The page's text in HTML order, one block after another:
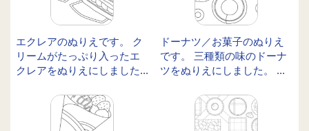
エクレアのぬりえです。 ク
リームがたっぷり入ったエ
クレアをぬりえにしました...
ドーナツ／お菓子のぬりえ
です。 三種類の味のドーナ
ツをぬりえにしました。 ...